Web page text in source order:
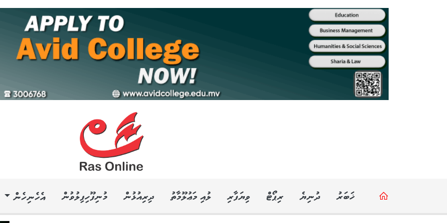
ޚަބަރު ދުނިޔެ ރިޕޯޓް ވިޔަފާރި ލުއި މަޢުލޫމާތު ދިރިއުޅުން މުނިފޫހިފިލުވުން އެހެނިހެން